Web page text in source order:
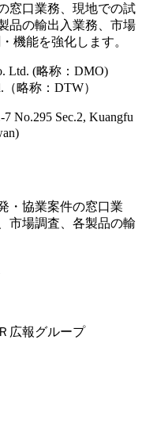
窓口業務、現地での試
品の輸出入業務、市場
機能を強化します。
Ltd. (略称：DMO)
略称：DTW）
No.295 Sec.2, Kuangfu
協業案件の窓口業
市場調査、各製品の輸
広報グループ